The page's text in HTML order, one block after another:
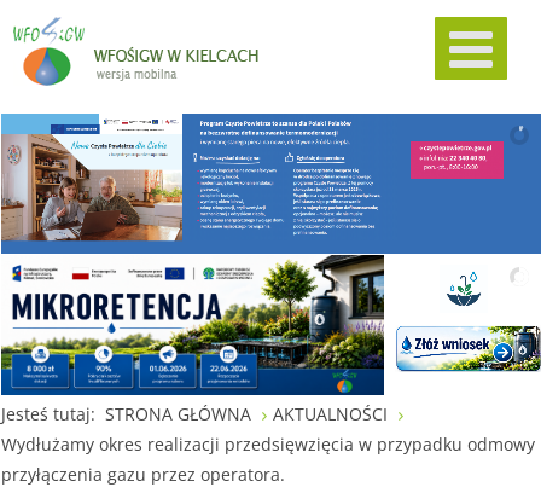
Jesteś tutaj: STRONA GŁÓWNA
AKTUALNOŚCI
Wydłużamy okres realizacji przedsięwzięcia w przypadku odmowy
przyłączenia gazu przez operatora.